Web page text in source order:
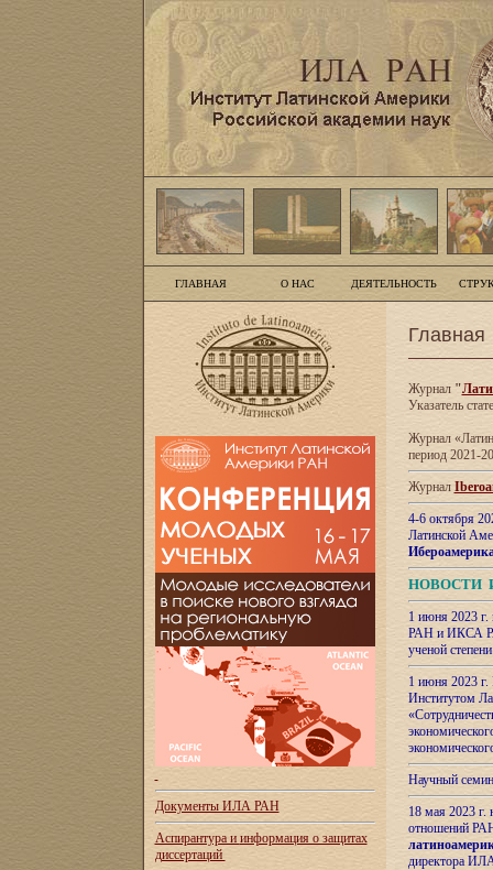
ГЛАВНАЯ О НАС ДЕЯТЕЛЬНОСТЬ
Документы ИЛА РАН
Аспирантура и информация о защитах
диссертаций
Главная
Журнал"
Указатель
Журнал
период 2021-
Журнал
4-6 октября
Латинской
НОВОСТИ
1 июня 2023
РАН и ИКСА
ученой
1 июня 2023
Институтом
Научный
18 мая 2023
отношений
директора